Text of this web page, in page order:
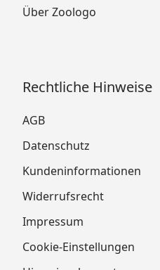
Über Zoologo
Rechtliche Hinweise
AGB
Datenschutz
Kundeninformationen
Widerrufsrecht
Impressum
Cookie-Einstellungen